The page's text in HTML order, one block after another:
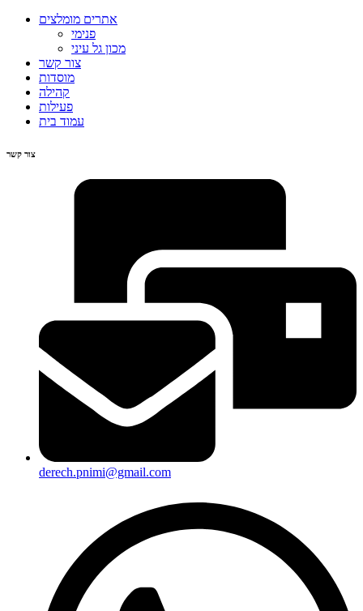
אתרים מומלצים
פנימי
מכון גל עיני
צור קשר
מוסדות
קהילה
פעילות
עמוד בית
צור קשר
derech.pnimi@gmail.com